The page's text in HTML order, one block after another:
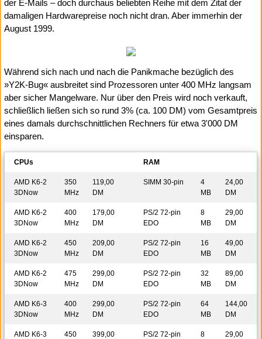
der E-Mails – doch durchaus beliebten Reihe mit dem Zitat der
damaligen Hardwarepreise noch nicht dran. Aber immerhin der
August 1999.
Während sich nach und nach die Panikmache bezüglich des
»Y2K-Bug« ausbreitet sind Prozessoren unter 400 MHz langsam
aber sicher Mangelware. Nur über den Preis wird noch verkauft,
schließlich ließen sich so rund 3% (ca. 100 DM) vom Gesamtpreis
eines damals durchschnittlichen Rechners für etwa 3'000 DM
einsparen.
CPUs RAM
AMD K6-2
3DNow
350
MHz
119,00
DM
SIMM 30-pin
4
MB
24,00
DM
AMD K6-2
3DNow
400
MHz
179,00
DM
PS/2 72-pin
EDO
8
MB
29,00
DM
AMD K6-2
3DNow
450
MHz
209,00
DM
PS/2 72-pin
EDO
16
MB
49,00
DM
AMD K6-2
3DNow
475
MHz
299,00
DM
PS/2 72-pin
EDO
32
MB
89,00
DM
AMD K6-3
3DNow
400
MHz
299,00
DM
PS/2 72-pin
EDO
64
MB
144,00
DM
AMD K6-3
450
399,00
PS/2 72-pin
8
29,00